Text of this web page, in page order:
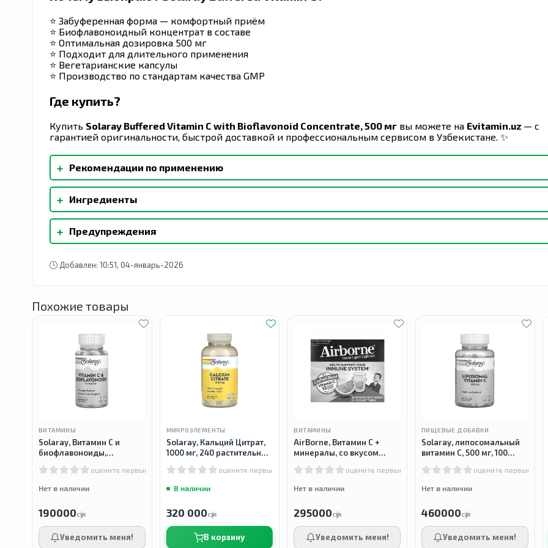
⭐ Забуференная форма — комфортный приём
⭐ Биофлавоноидный концентрат в составе
⭐ Оптимальная дозировка 500 мг
⭐ Подходит для длительного применения
⭐ Вегетарианские капсулы
⭐ Производство по стандартам качества GMP
Где купить?
Купить Solaray Buffered Vitamin C with Bioflavonoid Concentrate, 500 мг вы можете на Evitamin.uz — с
гарантией оригинальности, быстрой доставкой и профессиональным сервисом в Узбекистане. ✨
+ Рекомендации по применению
Применять только согласно инструкции. Принимать по одной растительной капсуле в день во время
или запивая стаканом воды.
+ Ингредиенты
Капсула из растительной целлюлозы, стеарат магния и акация.
+ Предупреждения
недоступном для детей месте. Перед началом применения следует проконсультироваться с врачом.
Добавлен: 10:51, 04-январь-2026
Похожие товары
ВИТАМИНЫ
Solaray, Витамин C и
биофлавоноиды,
растительных капсул
оцените первым
Нет в наличии
190000сӯм
Уведомить меня!
МИКРОЭЛЕМЕНТЫ
Solaray, Кальций Цитрат,
1000 мг, 240 растительных
оцените первым
В наличии
320 000сӯм
В корзину
ВИТАМИНЫ
AirBorne, Витамин С +
минералы, со вкусом
оцените первым
Нет в наличии
295000сӯм
Уведомить меня!
ПИЩЕВЫЕ ДОБАВКИ
Solaray, липосомальный
витамин С, 500 мг, 100
оцените первым
Нет в наличии
460000сӯм
Уведомить меня!